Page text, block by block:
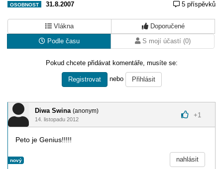
OSOBNOST 31.8.2007 5 příspěvků
Vlákna
Doporučené
Podle času
S mojí účastí (0)
Pokud chcete přidávat komentáře, musíte se:
Registrovat nebo Přihlásit
Diwa Swina (anonym)
14. listopadu 2012
+1
Peto je Genius!!!!!
nový nahlásit